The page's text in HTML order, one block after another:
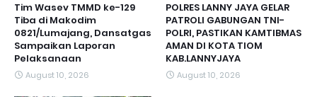
Tim Wasev TMMD ke-129
Tiba di Makodim
0821/Lumajang, Dansatgas
Sampaikan Laporan
Pelaksanaan
August 10, 2026
POLRES LANNY JAYA GELAR
PATROLI GABUNGAN TNI-
POLRI, PASTIKAN KAMTIBMAS
AMAN DI KOTA TIOM
KAB.LANNYJAYA
August 10, 2026